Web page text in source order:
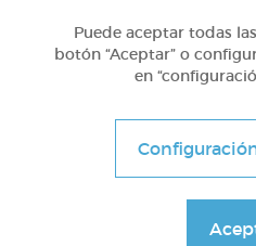
2º Primaria
Las
Puede aceptar todas
botón “Aceptar” o
en